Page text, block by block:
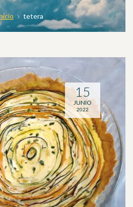
tetera
15
JUNIO
2022